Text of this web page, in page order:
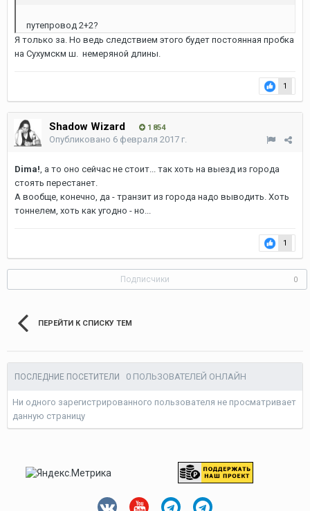
путепровод 2+2?
Я только за. Но ведь следствием этого будет постоянная пробка
на Сухумскм ш. немеряной длины.
1
Shadow Wizard 1 854
Опубликовано 6 февраля 2017 г.
Dima!, а то оно сейчас не стоит... так хоть на выезд из города
стоять перестанет.
А вообще, конечно, да - транзит из города надо выводить. Хоть
тоннелем, хоть как угодно - но...
1
Подписчики 0
ПЕРЕЙТИ К СПИСКУ ТЕМ
ПОСЛЕДНИЕ ПОСЕТИТЕЛИ 0 ПОЛЬЗОВАТЕЛЕЙ ОНЛАЙН
Ни одного зарегистрированного пользователя не просматривает
данную страницу